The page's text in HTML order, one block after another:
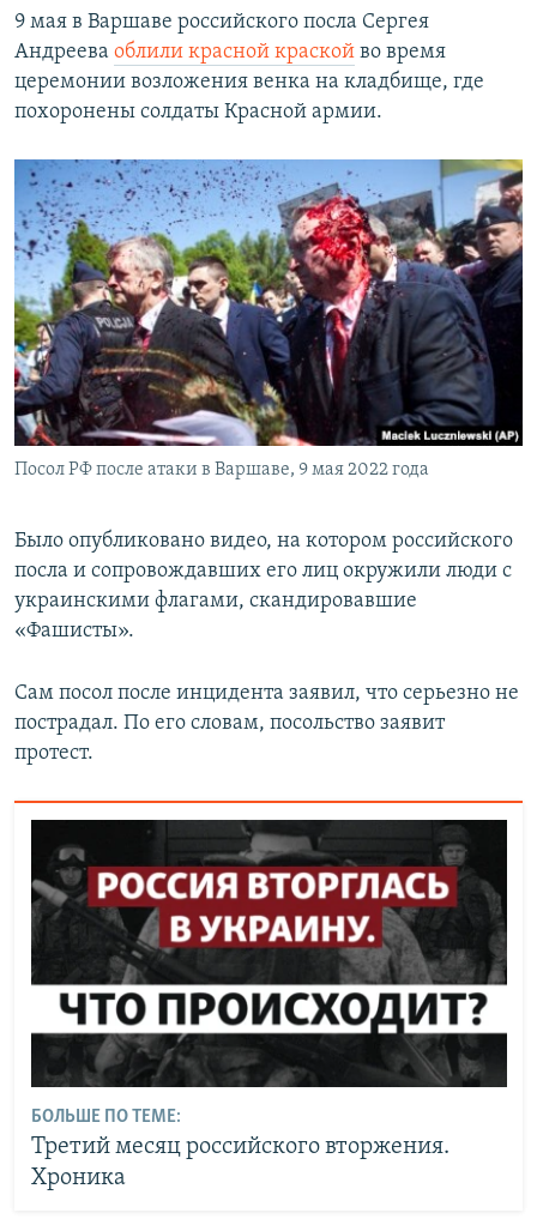
9 мая в Варшаве российского посла Сергея
Андреева облили красной краской во время
церемонии возложения венка на кладбище, где
похоронены солдаты Красной армии.
Посол РФ после атаки в Варшаве, 9 мая 2022 года
Было опубликовано видео, на котором российского
посла и сопровождавших его лиц окружили люди с
украинскими флагами, скандировавшие
«Фашисты».
Сам посол после инцидента заявил, что серьезно не
пострадал. По его словам, посольство заявит
протест.
БОЛЬШЕ ПО ТЕМЕ:
Третий месяц российского вторжения.
Хроника